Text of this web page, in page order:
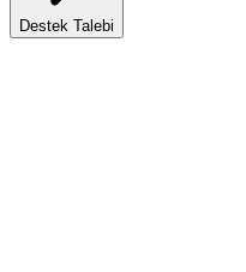
Destek Talebi